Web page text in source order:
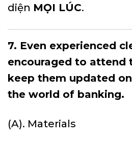
diện MỌI LÚC.
7. Even experienced
encouraged to
keep them updated
the world of banking.
(A). Materials